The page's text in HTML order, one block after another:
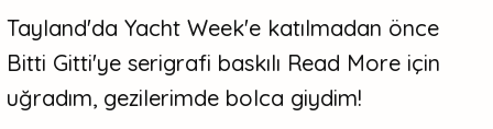
Tayland'da Yacht Week'e katılmadan önce
Bitti Gitti'ye serigrafi baskılı Read More için
uğradım, gezilerimde bolca giydim!